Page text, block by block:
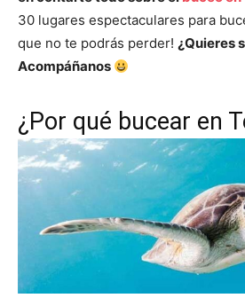
30 lugares espectaculares para
que no te podrás perder! ¿Quieres
Acompáñanos
¿Por qué bucear en